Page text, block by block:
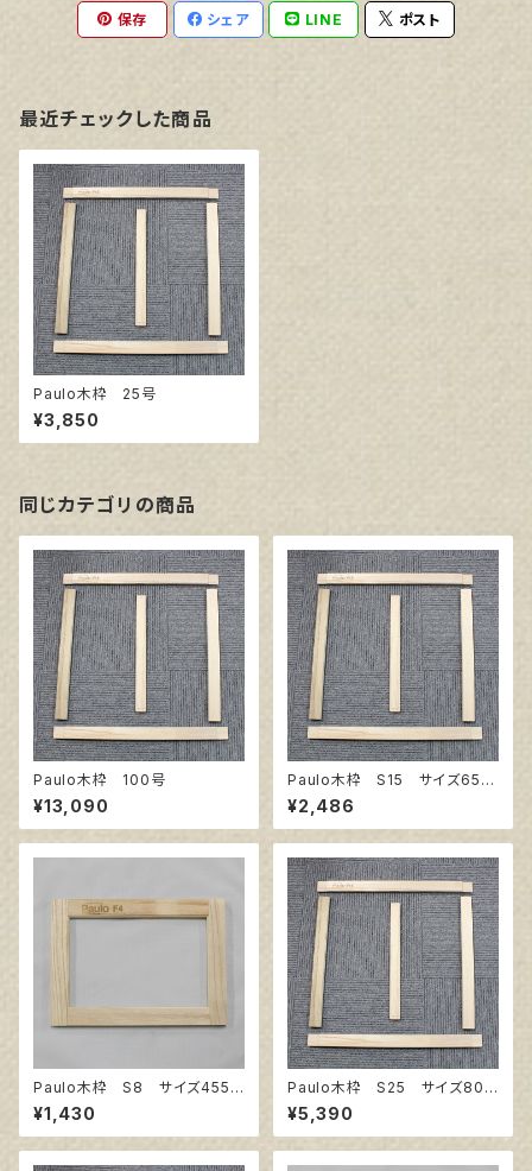
保存 シェア LINE ポスト
最近チェックした商品
Paulo木枠 25号
¥3,850
同じカテゴリの商品
Paulo木枠 100号
¥13,090
Paulo木枠 S15 サイズ652
㎜×652㎜
¥2,486
Paulo木枠 S8 サイズ455
㎜×455㎜
¥1,430
Paulo木枠 S25 サイズ803
㎜×803㎜
¥5,390